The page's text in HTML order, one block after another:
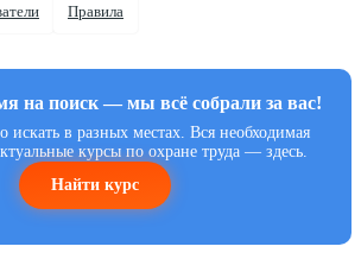
Правила
на поиск — мы всё собрали за вас!
в разных местах. Вся необходимая
курсы по охране труда — здесь.
Найти курс